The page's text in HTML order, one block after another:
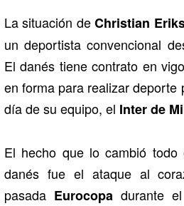
La situación deChristian
un deportista convencional
El danés tiene contrato en
en forma para realizar
día de su equipo, el Inter de
El hecho que lo cambió
danés fue el ataque al
pasada Eurocopa durante